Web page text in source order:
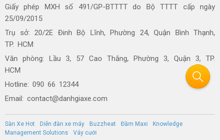
Giấy phép MXH số 491/GP-BTTTT do Bộ TTTT cấp ngày
25/09/2015
Trụ sở: 20/2E Đinh Bộ Lĩnh, Phường 24, Quận Bình Thạnh,
TP. HCM
Văn phòng: Lầu 3, 57 Cao Thắng, Phường 3, Quận 3, TP.
HCM
Hotline: 090 66 12344
Email: contact@danhgiaxe.com
Sàn Xe Hot Diễn đàn xe máy Buzzheat Đầm Maxi
Knowledge
Management Solutions
Váy cưới